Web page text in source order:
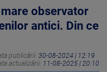
observator
antici. Din ce
publicării: 30-08-2024 | 12:19
actualizării: 11-08-2025 | 20:10